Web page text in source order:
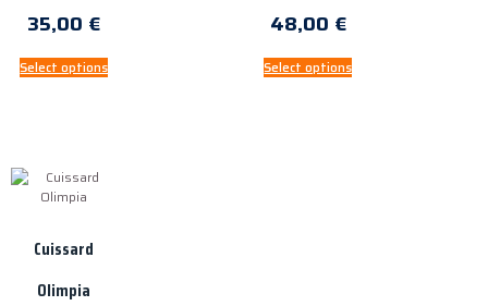
35,00 €
Select options
48,00 €
Select options
Cuissard
Olimpia